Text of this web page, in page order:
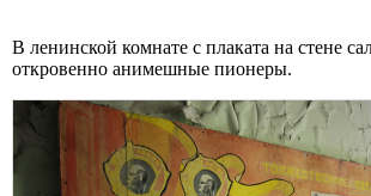
В ленинской комнате с плаката на стене
откровенно анимешные пионеры.